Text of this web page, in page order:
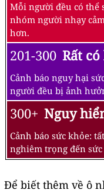
Mỗi người đều có thể
nhóm người nhạy
hơn.
201-300 Rất
Cảnh báo nguy hại
người đều bị ảnh
300+ Nguy
Cảnh báo sức khỏe:
nghiêm trọng đến
Để biết thêm về ô